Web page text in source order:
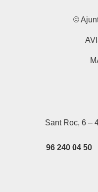
©
Sant Roc, 6 –
96 240 04 50